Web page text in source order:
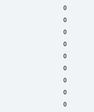
0
0
0
0
0
0
0
0
0